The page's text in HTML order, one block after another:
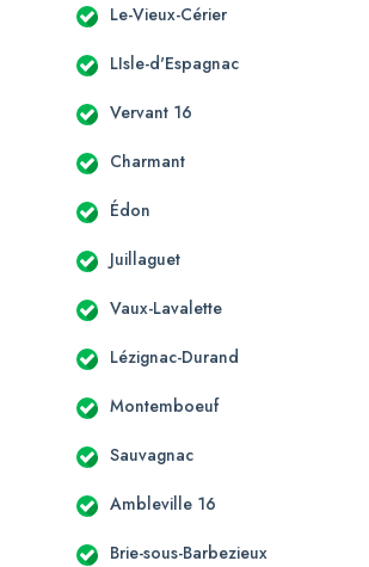
Le-Vieux-Cérier
LIsle-d'Espagnac
Vervant 16
Charmant
Édon
Juillaguet
Vaux-Lavalette
Lézignac-Durand
Montemboeuf
Sauvagnac
Ambleville 16
Brie-sous-Barbezieux